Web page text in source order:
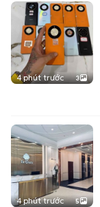
4 phút trước 3
4 phút trước 5